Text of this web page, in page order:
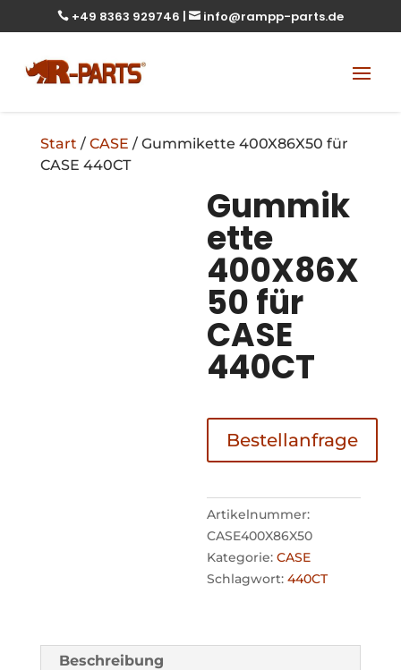
 +49 8363 929746 |  info@rampp-parts.de
Start / CASE / Gummikette 400X86X50 für
CASE 440CT
Gummik
ette
400X86X
50 für
CASE
440CT
Bestellanfrage
Artikelnummer:
CASE400X86X50
Kategorie:CASE
Schlagwort:440CT
Beschreibung